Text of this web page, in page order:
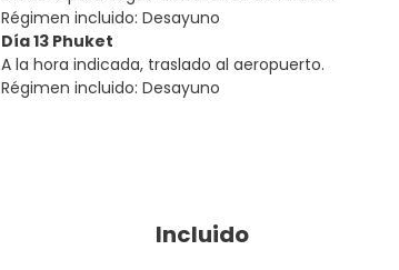
Régimen incluido: Desayuno
Día 13 Phuket
A la hora indicada, traslado al aeropuerto.
Régimen incluido: Desayuno
Incluido